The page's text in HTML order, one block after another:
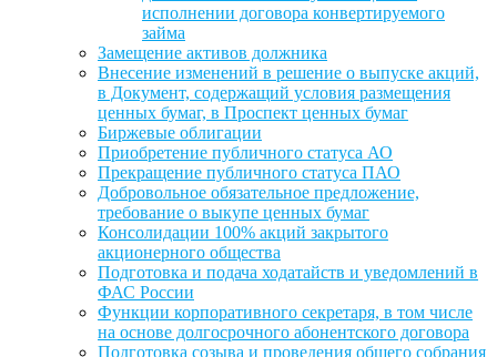
исполнении договора конвертируемого
займа
Замещение активов должника
Внесение изменений в решение о выпуске акций,
в Документ, содержащий условия размещения
ценных бумаг, в Проспект ценных бумаг
Биржевые облигации
Приобретение публичного статуса АО
Прекращение публичного статуса ПАО
Добровольное обязательное предложение,
требование о выкупе ценных бумаг
Консолидации 100% акций закрытого
акционерного общества
Подготовка и подача ходатайств и уведомлений в
ФАС России
Функции корпоративного секретаря, в том числе
на основе долгосрочного абонентского договора
Подготовка созыва и проведения общего собрания